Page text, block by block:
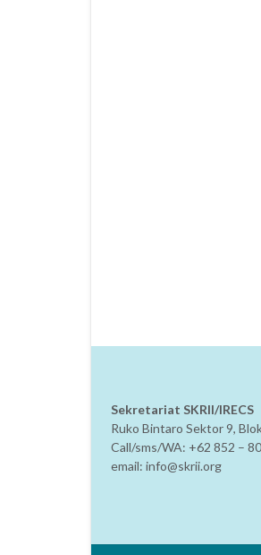
Sekretariat SKRII/IRECS
Ruko Bintaro Sektor 9,
Call/sms/WA: +62 852 –
email: info@skrii.org